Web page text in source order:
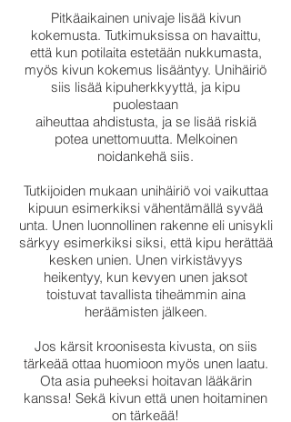
Pitkäaikainen univaje lisää kivun
kokemusta. Tutkimuksissa on havaittu,
että kun potilaita estetään nukkumasta,
myös kivun kokemus lisääntyy. Unihäiriö
siis lisää kipuherkkyyttä, ja kipu
puolestaan
aiheuttaa ahdistusta, ja se lisää riskiä
potea unettomuutta. Melkoinen
noidankehä siis.
Tutkijoiden mukaan unihäiriö voi vaikuttaa
kipuun esimerkiksi vähentämällä syvää
unta. Unen luonnollinen rakenne eli unisykli
särkyy esimerkiksi siksi, että kipu herättää
kesken unien. Unen virkistävyys
heikentyy, kun kevyen unen jaksot
toistuvat tavallista tiheämmin aina
heräämisten jälkeen.
Jos kärsit kroonisesta kivusta, on siis
tärkeää ottaa huomioon myös unen laatu.
Ota asia puheeksi hoitavan lääkärin
kanssa! Sekä kivun että unen hoitaminen
on tärkeää!